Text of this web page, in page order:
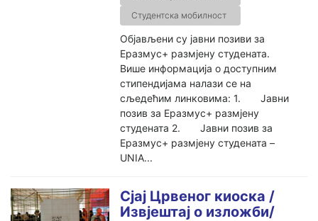
Студентска мобилност
Објављени су јавни позиви за
Еразмус+ размјену студената.
Више информација о доступним
стипендијама налази се на
сљедећим линковима: 1. Јавни
позив за Еразмус+ размјену
студената 2. Јавни позив за
Еразмус+ размјену студената –
UNIA...
Сјај Црвеног киоска /
Извјештај о изложби/